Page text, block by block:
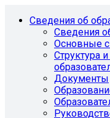
Сведения об
Сведения
Основные
Структура
Документы